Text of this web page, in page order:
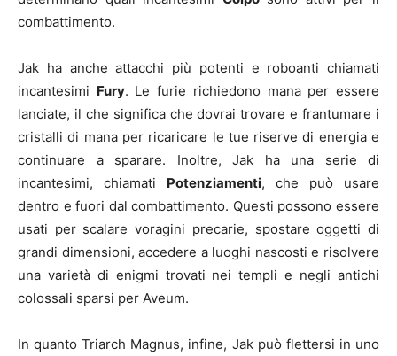
combattimento.
Jak ha anche attacchi più potenti e roboanti chiamati
incantesimi Fury. Le furie richiedono mana per essere
lanciate, il che significa che dovrai trovare e frantumare i
cristalli di mana per ricaricare le tue riserve di energia e
continuare a sparare. Inoltre, Jak ha una serie di
incantesimi, chiamati Potenziamenti, che può usare
dentro e fuori dal combattimento. Questi possono essere
usati per scalare voragini precarie, spostare oggetti di
grandi dimensioni, accedere a luoghi nascosti e risolvere
una varietà di enigmi trovati nei templi e negli antichi
colossali sparsi per Aveum.
In quanto Triarch Magnus, infine, Jak può flettersi in uno